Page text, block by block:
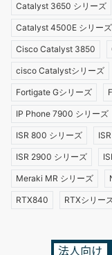
Catalyst 3650 シリーズ
Catalyst 4500E シリーズ
Cisco Catalyst 3850
cisco Catalystシリーズ
Fortigate Gシリーズ
IP Phone 7900 シリーズ
ISR 800 シリーズ
ISR 2900 シリーズ
Meraki MR シリーズ
RTX840 RTXシリー